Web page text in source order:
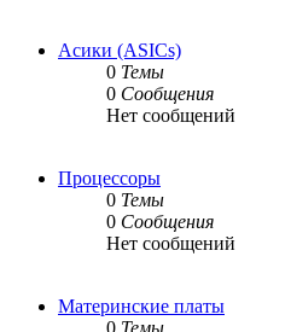
Асики (ASICs)
0 Темы
0 Сообщения
Нет сообщений
Процессоры
0 Темы
0 Сообщения
Нет сообщений
Материнские платы